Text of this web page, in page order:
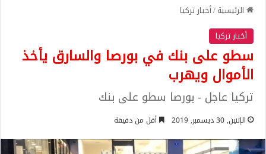
الرئيسية/أخبار تركيا
أخبار تركيا
سطو على بنك في بورصا والسارق يأخذ
الأموال ويهرب
تركيا عاجل - بورصا سطو على بنك
الإثنين, 30 ديسمبر, 2019 أقل من دقيقة